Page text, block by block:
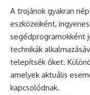
A trojánok gyakran
eszközeiként,
segédprogramokként
technikák
telepítsék őket.
amelyek aktuális
kapcsolódnak.